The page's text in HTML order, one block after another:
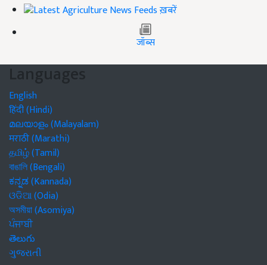
ख़बरें
जॉब्स
Languages
English
हिंदी (Hindi)
മലയാളം (Malayalam)
मराठी (Marathi)
தமிழ் (Tamil)
বাঙালি (Bengali)
ಕನ್ನಡ (Kannada)
ଓଡିଆ (Odia)
অসমীয়া (Asomiya)
ਪੰਜਾਬੀ
తెలుగు
ગુજરાતી